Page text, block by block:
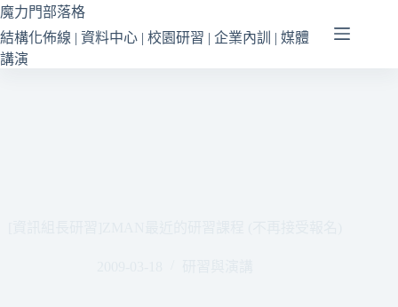
跳
至
主
魔力門部落格
結構化佈線 | 資料中心 | 校園研習 | 企業內訓 | 媒體
講演